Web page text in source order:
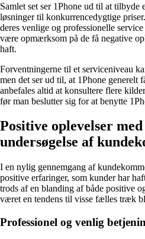
Samlet set ser 1Phone ud til at tilbyde
løsninger til konkurrencedygtige
deres venlige og professionelle
være opmærksom på de få negative
haft.
Forventningerne til et serviceniveau
men det ser ud til, at 1Phone generelt
anbefales altid at konsultere flere
før man beslutter sig for at benytte
Positive oplevelser
undersøgelse af
I en nylig gennemgang af
positive erfaringer, som kunder har
trods af en blanding af både positive
været en tendens til visse fælles træk
Professionel og venlig